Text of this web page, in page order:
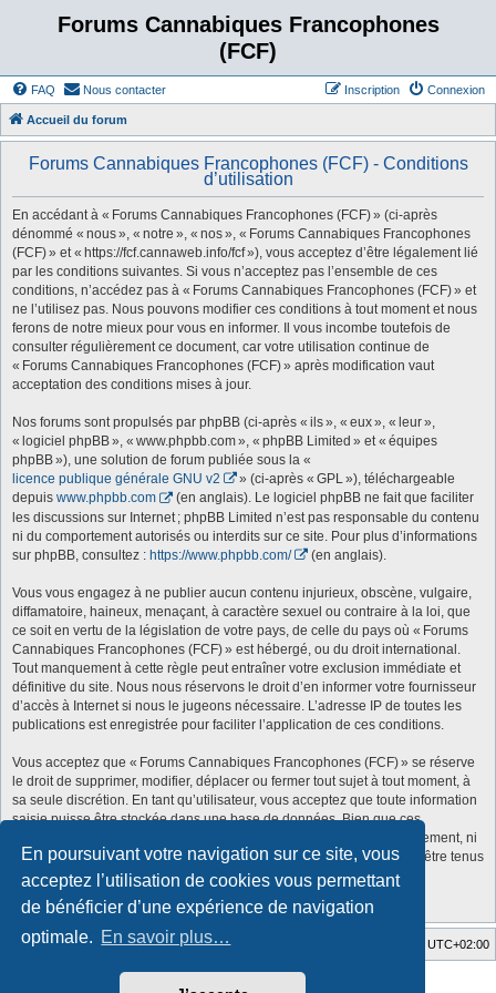
En poursuivant votre navigation sur ce site, vous
acceptez l’utilisation de cookies vous permettant
de bénéficier d’une expérience de navigation
optimale. En savoir plus…
Forums Cannabiques Francophones
(FCF)
FAQ Nous contacter Connexion
Inscription
Accueil du forum
Forums Cannabiques Francophones (FCF) - Conditions
d’utilisation
En accédant à « Forums Cannabiques Francophones (FCF) » (ci-après
dénommé « nous », « notre », « nos », « Forums Cannabiques Francophones
(FCF) » et « https://fcf.cannaweb.info/fcf »), vous acceptez d’être légalement lié
par les conditions suivantes. Si vous n’acceptez pas l’ensemble de ces
conditions, n’accédez pas à « Forums Cannabiques Francophones (FCF) » et
ne l’utilisez pas. Nous pouvons modifier ces conditions à tout moment et nous
ferons de notre mieux pour vous en informer. Il vous incombe toutefois de
consulter régulièrement ce document, car votre utilisation continue de
« Forums Cannabiques Francophones (FCF) » après modification vaut
acceptation des conditions mises à jour.
Nos forums sont propulsés par phpBB (ci-après « ils », « eux », « leur »,
« logiciel phpBB », « www.phpbb.com », « phpBB Limited » et « équipes
phpBB »), une solution de forum publiée sous la «
licence publique générale GNU v2
» (ci-après « GPL »), téléchargeable
depuis www.phpbb.com
(en anglais). Le logiciel phpBB ne fait que faciliter
les discussions sur Internet ; phpBB Limited n’est pas responsable du contenu
ni du comportement autorisés ou interdits sur ce site. Pour plus d’informations
sur phpBB, consultez : https://www.phpbb.com/ (en anglais).
Vous vous engagez à ne publier aucun contenu injurieux, obscène, vulgaire,
diffamatoire, haineux, menaçant, à caractère sexuel ou contraire à la loi, que
ce soit en vertu de la législation de votre pays, de celle du pays où « Forums
Cannabiques Francophones (FCF) » est hébergé, ou du droit international.
Tout manquement à cette règle peut entraîner votre exclusion immédiate et
définitive du site. Nous nous réservons le droit d’en informer votre fournisseur
d’accès à Internet si nous le jugeons nécessaire. L’adresse IP de toutes les
publications est enregistrée pour faciliter l’application de ces conditions.
Vous acceptez que « Forums Cannabiques Francophones (FCF) » se réserve
le droit de supprimer, modifier, déplacer ou fermer tout sujet à tout moment, à
sa seule discrétion. En tant qu’utilisateur, vous acceptez que toute information
saisie puisse être stockée dans une base de données. Bien que ces
informations ne soient pas divulguées à des tiers sans votre consentement, ni
« Forums Cannabiques Francophones (FCF) » ni phpBB ne peuvent être tenus
responsables d’une tentative de piratage susceptible d’entraîner la
compromission des données.
Accueil du forum UTC+02:00
Zuma Portal